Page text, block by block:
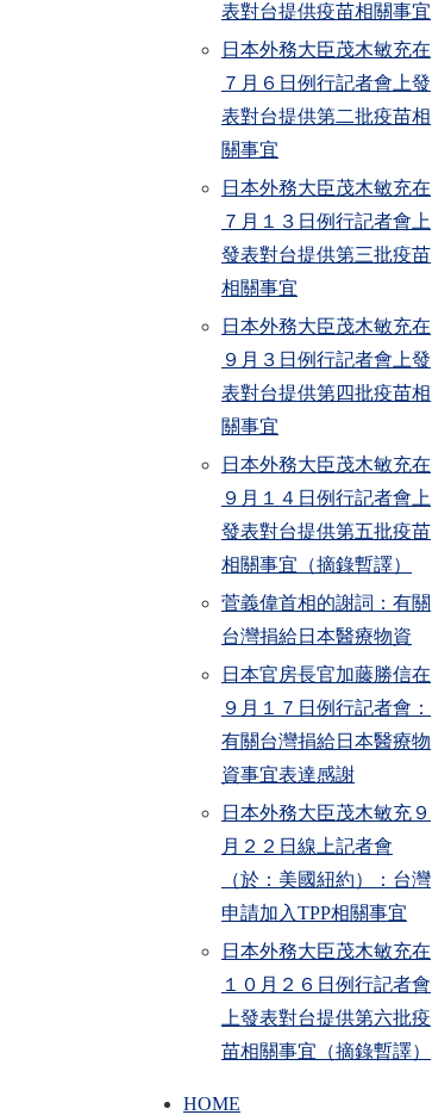
表對台提供疫苗相關事宜
日本外務大臣茂木敏充在
７月６日例行記者會上發
表對台提供第二批疫苗相
關事宜
日本外務大臣茂木敏充在
７月１３日例行記者會上
發表對台提供第三批疫苗
相關事宜
日本外務大臣茂木敏充在
９月３日例行記者會上發
表對台提供第四批疫苗相
關事宜
日本外務大臣茂木敏充在
９月１４日例行記者會上
發表對台提供第五批疫苗
相關事宜（摘錄暫譯）
菅義偉首相的謝詞：有關
台灣捐給日本醫療物資
日本官房長官加藤勝信在
９月１７日例行記者會：
有關台灣捐給日本醫療物
資事宜表達感謝
日本外務大臣茂木敏充９
月２２日線上記者會
（於：美國紐約）：台灣
申請加入TPP相關事宜
日本外務大臣茂木敏充在
１０月２６日例行記者會
上發表對台提供第六批疫
苗相關事宜（摘錄暫譯）
HOME